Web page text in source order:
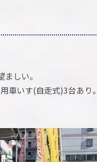
しい。
車いす(自走式)3台あり。